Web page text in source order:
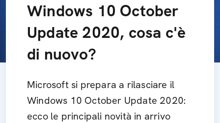
Windows 10 October
Update 2020, cosa c'è
di nuovo?
Microsoft si prepara a rilasciare il
Windows 10 October Update 2020:
ecco le principali novità in arrivo